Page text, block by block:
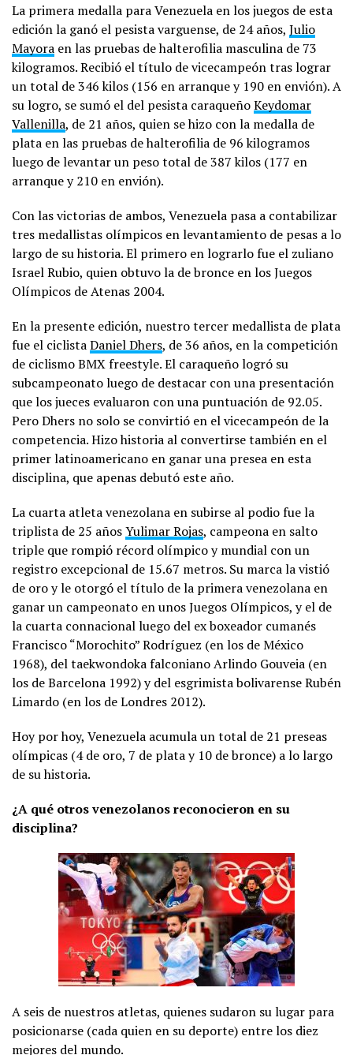
La primera medalla para Venezuela en los juegos de esta
edición la ganó el pesista varguense, de 24 años, Julio
Mayora en las pruebas de halterofilia masculina de 73
kilogramos. Recibió el título de vicecampeón tras lograr
un total de 346 kilos (156 en arranque y 190 en envión). A
su logro, se sumó el del pesista caraqueñoKeydomar
Vallenilla, de 21 años, quien se hizo con la medalla de
plata en las pruebas de halterofilia de 96 kilogramos
luego de levantar un peso total de 387 kilos (177 en
arranque y 210 en envión).
Con las victorias de ambos, Venezuela pasa a contabilizar
tres medallistas olímpicos en levantamiento de pesas a lo
largo de su historia. El primero en lograrlo fue el zuliano
Israel Rubio, quien obtuvo la de bronce en los Juegos
Olímpicos de Atenas 2004.
En la presente edición, nuestro tercer medallista de plata
fue el ciclistaDaniel Dhers, de 36 años, en la competición
de ciclismo BMX freestyle. El caraqueño logró su
subcampeonato luego de destacar con una presentación
que los jueces evaluaron con una puntuación de 92.05.
Pero Dhers no solo se convirtió en el vicecampeón de la
competencia. Hizo historia al convertirse también en el
primer latinoamericano en ganar una presea en esta
disciplina, que apenas debutó este año.
La cuarta atleta venezolana en subirse al podio fue la
triplista de 25 añosYulimar Rojas, campeona en salto
triple que rompió récord olímpico y mundial con un
registro excepcional de 15.67 metros. Su marca la vistió
de oro y le otorgó el título de la primera venezolana en
ganar un campeonato en unos Juegos Olímpicos, y el de
la cuarta connacional luego del ex boxeador cumanés
Francisco “Morochito” Rodríguez (en los de México
1968), del taekwondoka falconiano Arlindo Gouveia (en
los de Barcelona 1992) y del esgrimista bolivarense Rubén
Limardo (en los de Londres 2012).
Hoy por hoy, Venezuela acumula un total de 21 preseas
olímpicas (4 de oro, 7 de plata y 10 de bronce) a lo largo
de su historia.
¿A qué otros venezolanos reconocieron en su
disciplina?
A seis de nuestros atletas, quienes sudaron su lugar para
posicionarse (cada quien en su deporte) entre los diez
mejores del mundo.